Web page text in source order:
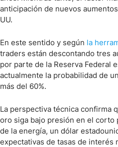
anticipación de nuevos
UU.
En este sentido y según la
traders están descontando tres
por parte de la Reserva Federal
actualmente la probabilidad de
más del 60%.
La perspectiva técnica confirma
oro siga bajo presión en el corto
de la energía, un dólar
expectativas de tasas de interés